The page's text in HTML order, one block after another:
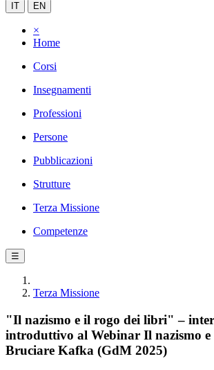
IT EN
×
Home
Corsi
Insegnamenti
Professioni
Persone
Pubblicazioni
Strutture
Terza Missione
Competenze
☰
Terza Missione
"Il nazismo e il rogo dei libri" –
introduttivo al Webinar Il nazismo
Bruciare Kafka (GdM 2025)